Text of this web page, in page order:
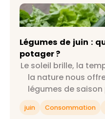
Légumes de juin :
potager ?
Légumes de juin :
potager ?
Le soleil brille, la
la nature nous
légumes de
bonheur : on est
juin Consommation